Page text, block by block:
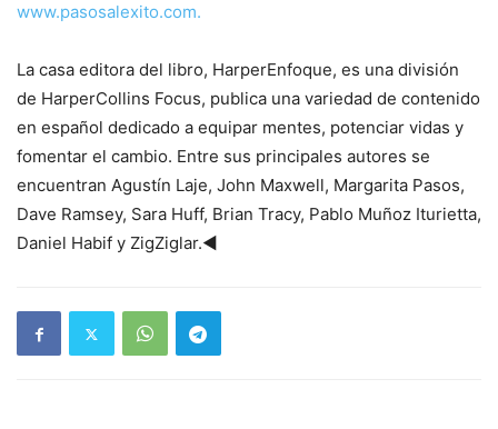
www.pasosalexito.com.
La casa editora del libro, HarperEnfoque, es una división
de HarperCollins Focus, publica una variedad de contenido
en español dedicado a equipar mentes, potenciar vidas y
fomentar el cambio. Entre sus principales autores se
encuentran Agustín Laje, John Maxwell, Margarita Pasos,
Dave Ramsey, Sara Huff, Brian Tracy, Pablo Muñoz Iturietta,
Daniel Habif y ZigZiglar.◄